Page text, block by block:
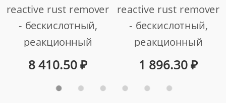
reactive rust remover
- бескислотный,
реакционный
очиститель ржавого
арт. 359005
8 410.50₽
reactive rust remover
- бескислотный,
реакционный
очиститель ржавого
арт. 359500
1 896.30₽